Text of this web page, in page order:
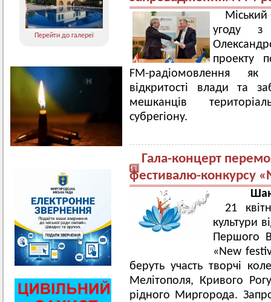
Перейти до галереї
угоду з
проекту
FM-радіомовлення
відкритості влади та
мешканців
субрегіону.
Гала-концерт
фестивалю-конкурсу
21
культури
Першого
«New
беруть участь творчі
Мелітополя, Кривого
рідного Миргорода.